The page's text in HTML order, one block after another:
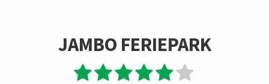
JAMBO FERIEPARK